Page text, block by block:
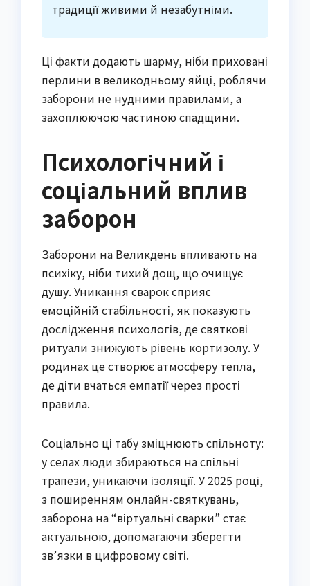
традиції живими й незабутніми.
Ці факти додають шарму, ніби приховані
перлини в великодньому яйці, роблячи
заборони не нудними правилами, а
захоплюючою частиною спадщини.
Психологічний і
соціальний вплив
заборон
Заборони на Великдень впливають на
психіку, ніби тихий дощ, що очищує
душу. Уникання сварок сприяє
емоційній стабільності, як показують
дослідження психологів, де святкові
ритуали знижують рівень кортизолу. У
родинах це створює атмосферу тепла,
де діти вчаться емпатії через прості
правила.
Соціально ці табу зміцнюють спільноту:
у селах люди збираються на спільні
трапези, уникаючи ізоляції. У 2025 році,
з поширенням онлайн-святкувань,
заборона на “віртуальні сварки” стає
актуальною, допомагаючи зберегти
зв’язки в цифровому світі.